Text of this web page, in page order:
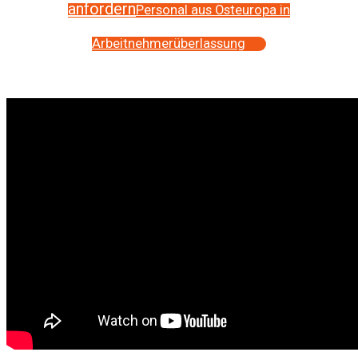
anfordernPersonal aus Osteuropa in
Arbeitnehmerüberlassung